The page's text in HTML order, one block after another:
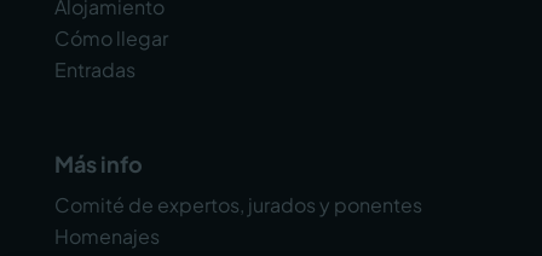
Alojamiento
Cómo llegar
Entradas
Más info
Comité de expertos, jurados y ponentes
Homenajes